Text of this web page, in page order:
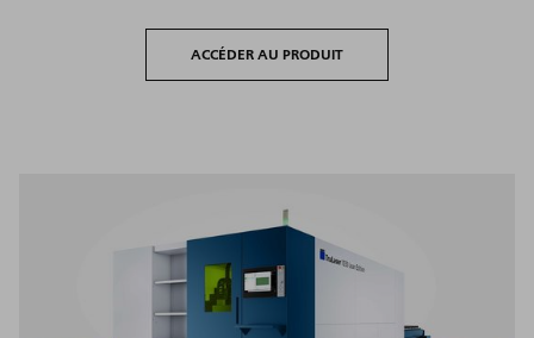
ACCÉDER AU PRODUIT